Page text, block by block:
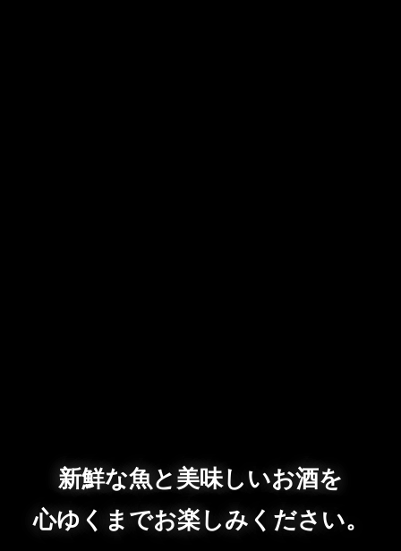
新鮮な魚と美味しいお酒を
心ゆくまでお楽しみください。